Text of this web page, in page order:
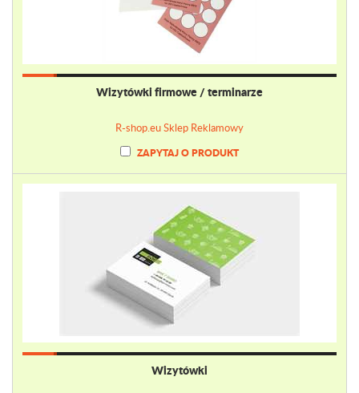
Wizytówki firmowe / terminarze
R-shop.eu Sklep Reklamowy
ZAPYTAJ O PRODUKT
Wizytówki